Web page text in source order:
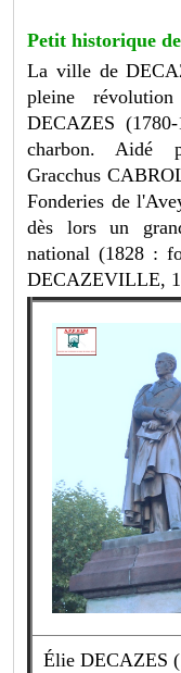
Petit historique
La ville de
pleine
DECAZES
charbon. Aidé
Gracchus
Fonderies de
dès lors un
national (1828 :
DECAZEVILLE,
Élie DECAZES